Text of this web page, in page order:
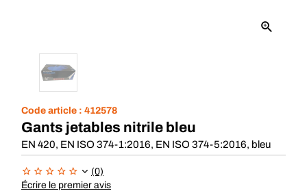
Code article : 412578
Gants jetables nitrile bleu
EN 420, EN ISO 374-1:2016, EN ISO 374-5:2016, bleu
(0)
Écrire le premier avis